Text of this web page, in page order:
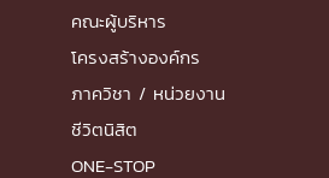
คณะผู้บริหาร
โครงสร้างองค์กร
ภาควิชา / หน่วยงาน
ชีวิตนิสิต
ONE-STOP